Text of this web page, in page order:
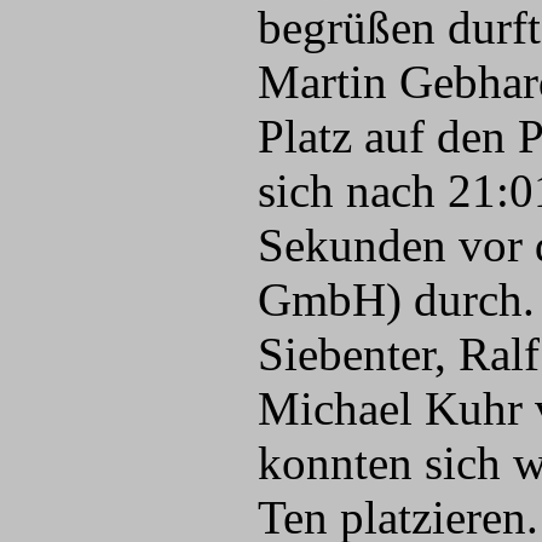
begrüßen
Martin
Platz auf den
sich nach
Sekunden vor
GmbH)
Siebenter,
Michael Kuhr
konnten sich
Ten platzieren.